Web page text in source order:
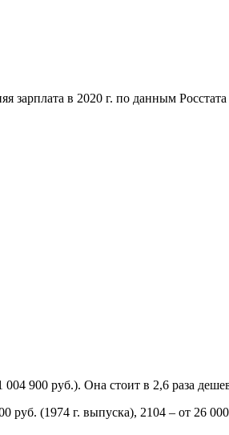
зарплата в 2020 г. по данным
900 руб.). Она стоит в 2,6 раза
(1974 г. выпуска), 2104 – от 26